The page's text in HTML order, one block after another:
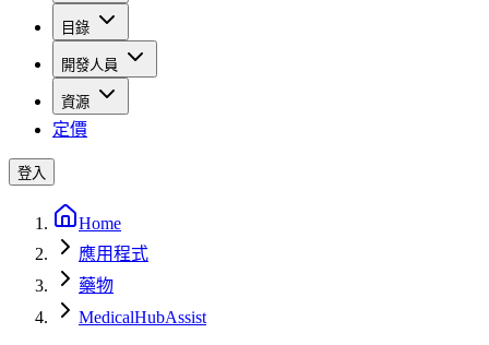
目錄
開發人員
資源
定價
登入
Home
應用程式
藥物
MedicalHubAssist